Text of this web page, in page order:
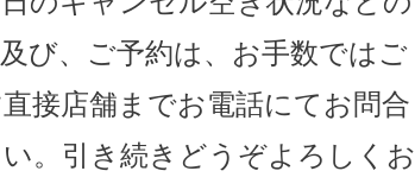
び、ご予約は、お手数ではご
接店舗までお電話にてお問合
。引き続きどうぞよろしくお